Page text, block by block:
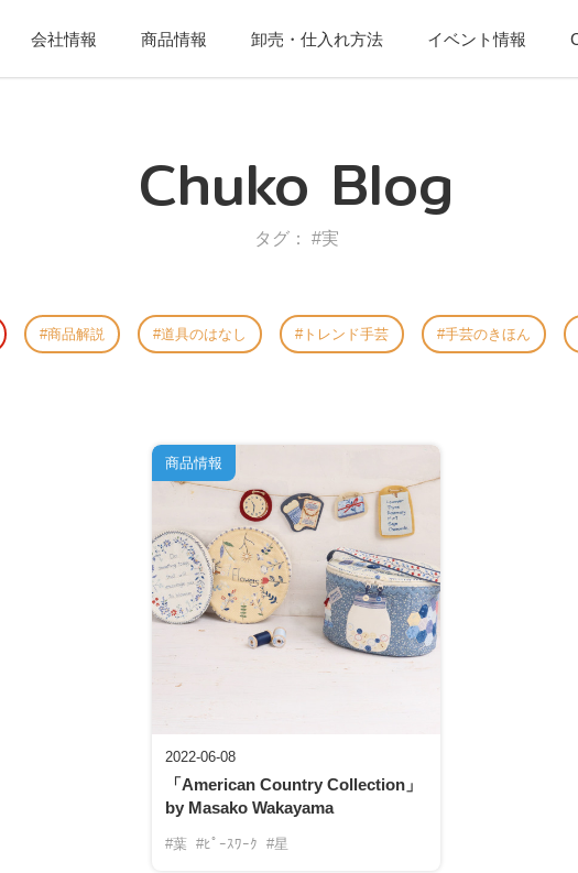
会社情報 商品情報 卸売・仕入れ方法 イベント情報
Chuko Blog
タグ： #実
商品解説 道具のはなし トレンド手芸 手芸のきほん
2022-06-08
「American Country Collection」
by Masako Wakayama
#葉 #ﾋﾟｰｽﾜｰｸ #星
商品情報